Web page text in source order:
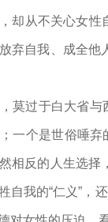
却从不关心女性
弃自我、成全
莫过于白大省与
一个是世俗唾
相反的人生选
自我的“仁义”，